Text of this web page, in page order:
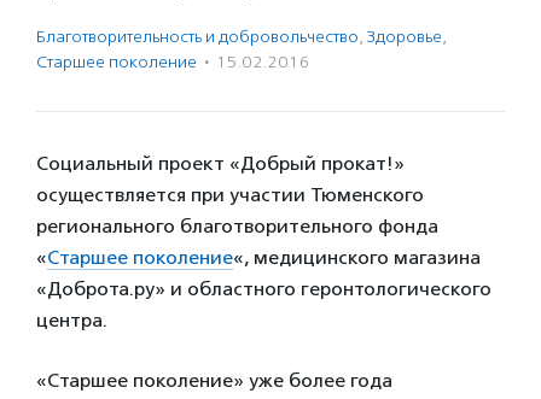
Благотвори­тель­ность и доброволь­чест­во, Здоровье,
Старшее поколение · 15.02.2016
Социальный проект «Добрый прокат!»
осуществляется при участии Тюменского
регионального благотворительного фонда
«Старшее поколение«, медицинского магазина
«Доброта.ру» и областного геронтологического
центра.
«Старшее поколение» уже более года